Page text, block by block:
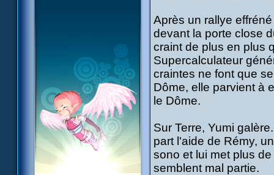
Après un rallye
devant la porte close
craint de plus en plus
Supercalculateur
craintes ne font que
Dôme, elle parvient à
le Dôme.
Sur Terre, Yumi
part l'aide de Rémy,
sono et lui met plus
semblent mal partie.